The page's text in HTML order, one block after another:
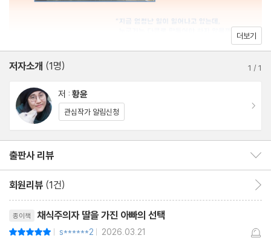
Part03. 딜레마
잡식가족의 딜레마
엄마, 돼지가 나 사랑한대
농장의 딜레마
두 대의 트럭
도축장의 벽을 뛰어넘어
잎싹이와 치느님
더보기
저자소개 (1명) 1 /1
저 : 황윤
관심작가 알림신청
출판사 리뷰
회원리뷰 (1건)
종이책 채식주의자 딸을 가진 아빠의 선택
| s******2 | 2026.03.21